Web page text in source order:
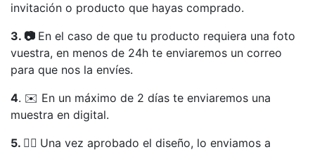
invitación o producto que hayas comprado.
3. 📷 En el caso de que tu producto requiera una foto
vuestra, en menos de 24h te enviaremos un correo
para que nos la envíes.
4. ✉️ En un máximo de 2 días te enviaremos una
muestra en digital.
5. 👍🏻 Una vez aprobado el diseño, lo enviamos a